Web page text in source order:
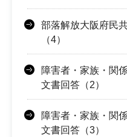
部落解放大阪府民
（4）
障害者・家族・関
文書回答（2）
障害者・家族・関
文書回答（3）